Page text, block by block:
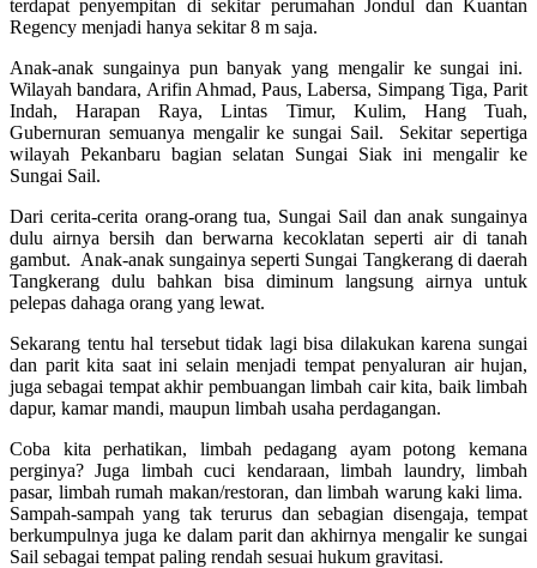
terdapat penyempitan di sekitar perumahan Jondul dan Kuantan
Regency menjadi hanya sekitar 8 m saja.
Anak-anak sungainya pun banyak yang mengalir ke sungai ini.
Wilayah bandara, Arifin Ahmad, Paus, Labersa, Simpang Tiga, Parit
Indah, Harapan Raya, Lintas Timur, Kulim, Hang Tuah,
Gubernuran semuanya mengalir ke sungai Sail. Sekitar sepertiga
wilayah Pekanbaru bagian selatan Sungai Siak ini mengalir ke
Sungai Sail.
Dari cerita-cerita orang-orang tua, Sungai Sail dan anak sungainya
dulu airnya bersih dan berwarna kecoklatan seperti air di tanah
gambut. Anak-anak sungainya seperti Sungai Tangkerang di daerah
Tangkerang dulu bahkan bisa diminum langsung airnya untuk
pelepas dahaga orang yang lewat.
Sekarang tentu hal tersebut tidak lagi bisa dilakukan karena sungai
dan parit kita saat ini selain menjadi tempat penyaluran air hujan,
juga sebagai tempat akhir pembuangan limbah cair kita, baik limbah
dapur, kamar mandi, maupun limbah usaha perdagangan.
Coba kita perhatikan, limbah pedagang ayam potong kemana
perginya? Juga limbah cuci kendaraan, limbah laundry, limbah
pasar, limbah rumah makan/restoran, dan limbah warung kaki lima.
Sampah-sampah yang tak terurus dan sebagian disengaja, tempat
berkumpulnya juga ke dalam parit dan akhirnya mengalir ke sungai
Sail sebagai tempat paling rendah sesuai hukum gravitasi.